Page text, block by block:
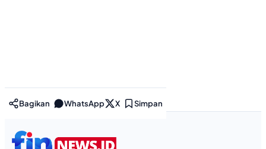
Bagikan WhatsApp X Simpan